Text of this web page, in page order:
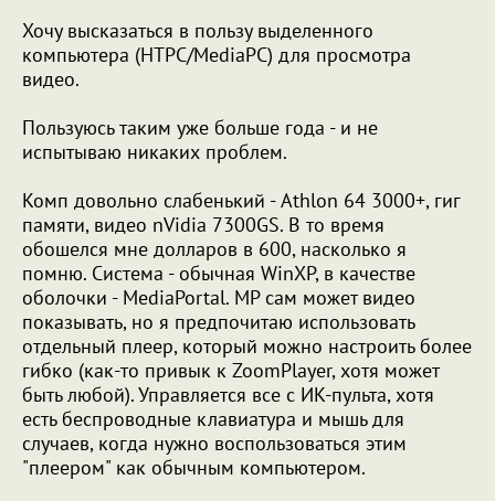
Хочу высказаться в пользу выделенного
компьютера (HTPC/MediaPC) для просмотра
видео.
Пользуюсь таким уже больше года - и не
испытываю никаких проблем.
Комп довольно слабенький - Athlon 64 3000+, гиг
памяти, видео nVidia 7300GS. В то время
обошелся мне долларов в 600, насколько я
помню. Система - обычная WinXP, в качестве
оболочки - MediaPortal. MP сам может видео
показывать, но я предпочитаю использовать
отдельный плеер, который можно настроить более
гибко (как-то привык к ZoomPlayer, хотя может
быть любой). Управляется все с ИК-пульта, хотя
есть беспроводные клавиатура и мышь для
случаев, когда нужно воспользоваться этим
"плеером" как обычным компьютером.